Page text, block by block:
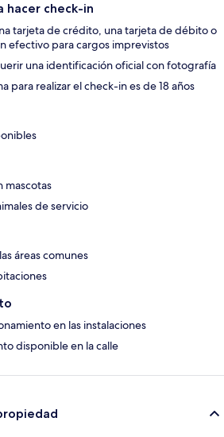
hacer check-in
tarjeta de crédito, una tarjeta de débito o
efectivo para cargos imprevistos
una identificación oficial con fotografía
para realizar el check-in es de 18 años
mascotas
de servicio
áreas comunes
en las instalaciones
disponible en la calle